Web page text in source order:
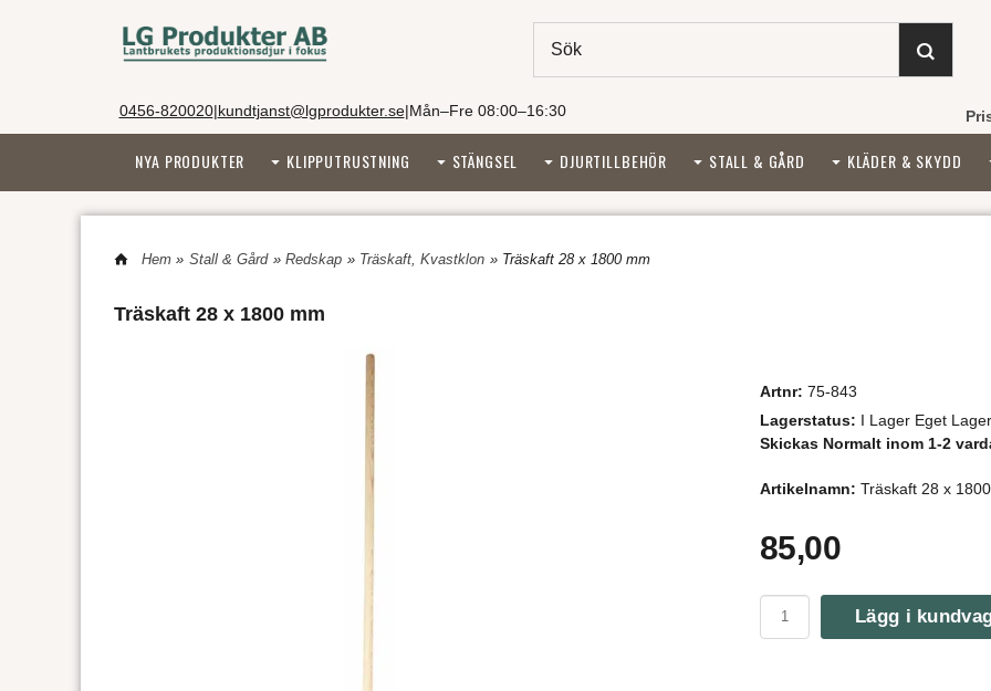
0456-820020|kundtjanst@lgprodukter.se|Mån–Fre 08:00–16:30
NYA PRODUKTER KLIPPUTRUSTNING STÄNGSEL DJURTILLBEHÖR STALL & GÅRD KLÄDER & SKYDD
Hem» Stall & Gård » Redskap » Träskaft, Kvastklon » Träskaft 28 x 1800 mm
Träskaft 28 x 1800 mm
Artnr: 75-843
Lagerstatus: I Lager Eget Lager
Skickas Normalt inom 1-2
Artikelnamn: Träskaft 28 x
85,00
Lägg i